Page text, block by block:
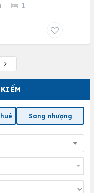
Sang nhượng
· 1